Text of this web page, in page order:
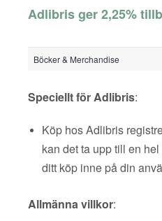
Adlibris ger 2,25%
Böcker & Merchandise
Speciellt för Adlibris:
Köp hos Adlibris
kan det ta upp till en
ditt köp inne på din
Allmänna villkor: